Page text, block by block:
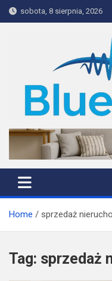
Skip
to
sobota, 8 sierpnia, 2026
BlueStudio
Home sprzedaż
Tag: sprzedaż